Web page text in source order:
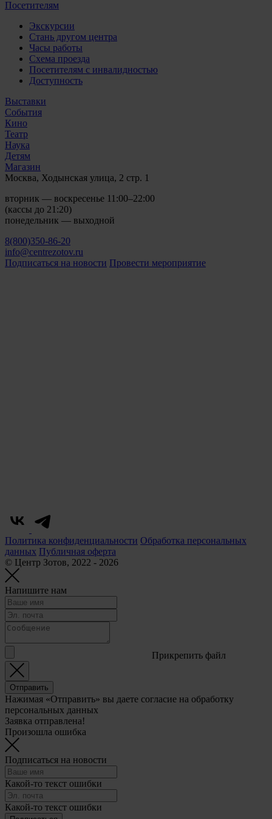
Посетителям
Экскурсии
Стань другом центра
Часы работы
Схема проезда
Посетителям с инвалидностью
Доступность
Выставки
События
Кино
Театр
Наука
Детям
Магазин
Москва, Ходынская улица, 2 стр. 1
вторник — воскресенье 11:00–22:00
(кассы до 21:20)
понедельник — выходной
8(800)350-86-20
info@centrezotov.ru
Подписаться на новости Провести мероприятие
Политика конфиденциальности Обработка персональных
данных Публичная оферта
© Центр Зотов, 2022 - 2026
Напишите нам
Прикрепить файл
Отправить
Нажимая «Отправить» вы даете согласие на обработку
персональных данных
Заявка отправлена!
Произошла ошибка
Подписаться на новости
Какой-то текст ошибки
Какой-то текст ошибки